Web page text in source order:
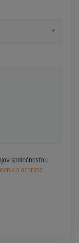
*
spoločnosťou
o ochrane